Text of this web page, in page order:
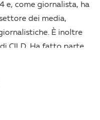
e, come giornalista, ha
dei media,
È inoltre
CILD. Ha fatto parte
Comune di Pomezia.
Responsabile
2023, collabora con il